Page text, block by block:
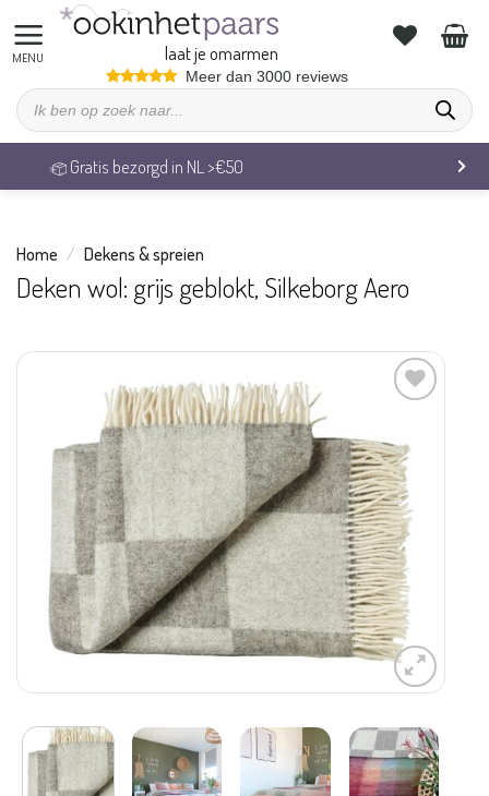
naar
inhoud
laat je omarmen
Meer dan 3000 reviews
Producten
zoeken
Veilig betalen & 14
Home / Dekens & spreien
Deken wol: grijs geblokt, Silkeborg Aero
verlanglijst
toevoegen